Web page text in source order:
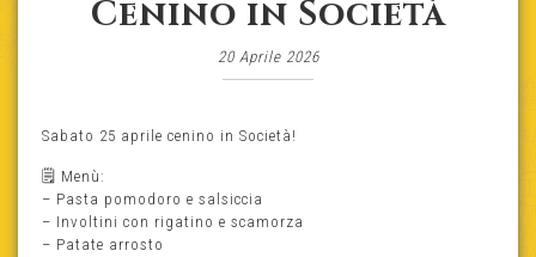
Cenino in Società
20 Aprile 2026
Sabato 25 aprile cenino in Società!
🗒️ Menù:
– Pasta pomodoro e salsiccia
– Involtini con rigatino e scamorza
– Patate arrosto